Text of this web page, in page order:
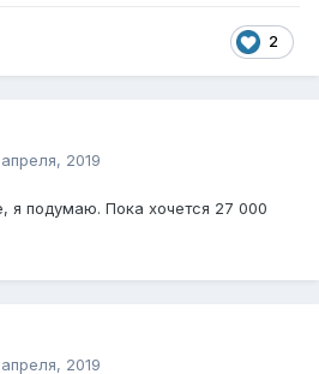
2
2019
я подумаю. Пока хочется 27 000
2019